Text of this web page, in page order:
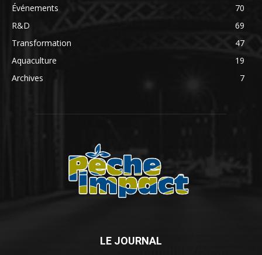
Événements
70
R&D
69
Transformation
47
Aquaculture
19
Archives
7
LE JOURNAL